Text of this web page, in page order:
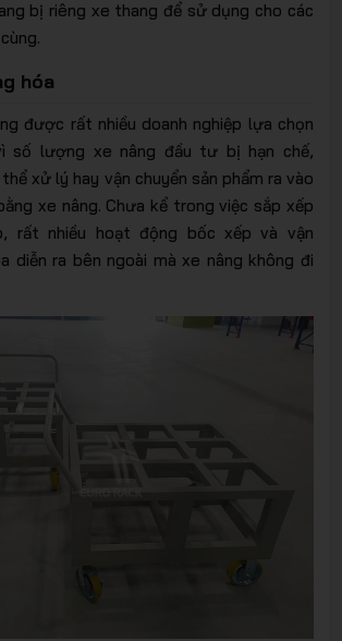
bị riêng xe thang để sử dụng cho các
hóa
được rất nhiều doanh nghiệp lựa chọn
số lượng xe nâng đầu tư bị hạn chế,
xử lý hay vận chuyển sản phẩm ra vào
xe nâng. Chưa kể trong việc sắp xếp
rất nhiều hoạt động bốc xếp và vận
diễn ra bên ngoài mà xe nâng không đi